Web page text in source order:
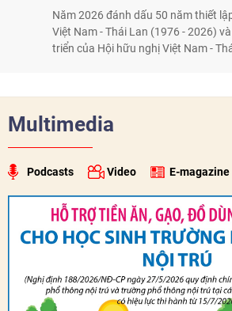
Năm 2026 đánh dấu 50 năm thiết
Việt Nam - Thái Lan (1976 - 2026)
triển của Hội hữu nghị Việt Nam -
giao lưu truyền thống sang kết nối
nghiệp, giáo dục, văn hóa và thế hệ
cường sự hiểu biết và hợp tác giữa
Multimedia
Podcasts Video E-magazine